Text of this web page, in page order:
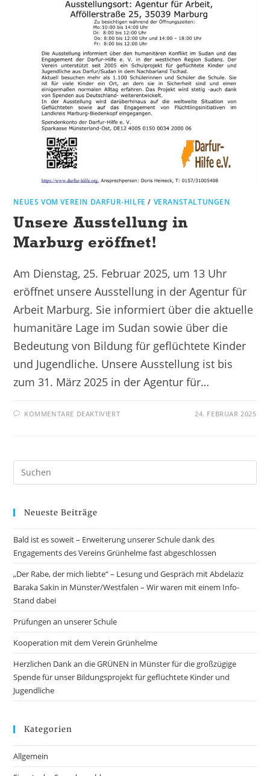
NEUES VOM VEREIN DARFUR-HILFE / VERANSTALTUNGEN
Unsere Ausstellung in
Marburg eröffnet!
Am Dienstag, 25. Februar 2025, um 13 Uhr
eröffnet unsere Ausstellung in der Agentur für
Arbeit Marburg. Sie informiert über die aktuelle
humanitäre Lage im Sudan sowie über die
Bedeutung von Bildung für geflüchtete Kinder
und Jugendliche. Unsere Ausstellung ist bis
zum 31. März 2025 in der Agentur für…
KOMMENTARE DEAKTIVIERT 24. FEBRUAR 2025
Neueste Beiträge
Bald ist es soweit – Erweiterung unserer Schule dank des
Engagements des Vereins Grünhelme fast abgeschlossen
„Der Rabe, der mich liebte“ – Lesung und Gespräch mit Abdelaziz
Baraka Sakin in Münster/Westfalen – Wir waren mit einem Info-
Stand dabei
Prüfungen an unserer Schule
Kooperation mit dem Verein Grünhelme
Herzlichen Dank an die GRÜNEN in Münster für die großzügige
Spende für unser Bildungsprojekt für geflüchtete Kinder und
Jugendliche
Kategorien
Allgemein